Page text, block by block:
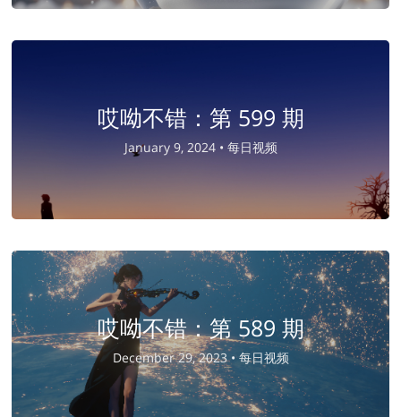
哎呦不错：第 599 期
January 9, 2024 • 每日视频
哎呦不错：第 589 期
December 29, 2023 •每日视频